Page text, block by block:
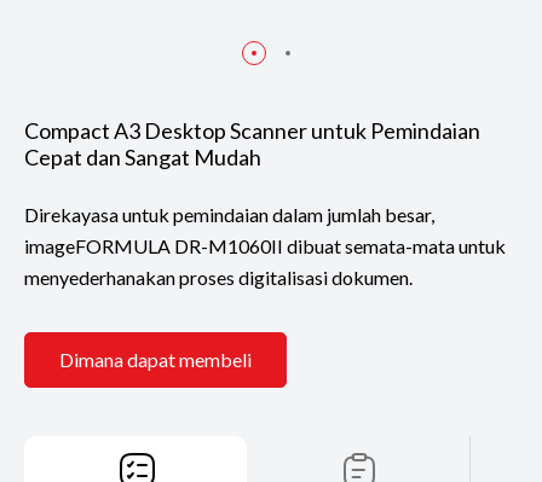
Compact A3 Desktop Scanner untuk Pemindaian
Cepat dan Sangat Mudah
Direkayasa untuk pemindaian dalam jumlah besar,
imageFORMULA DR-M1060II dibuat semata-mata untuk
menyederhanakan proses digitalisasi dokumen.
Dimana dapat membeli